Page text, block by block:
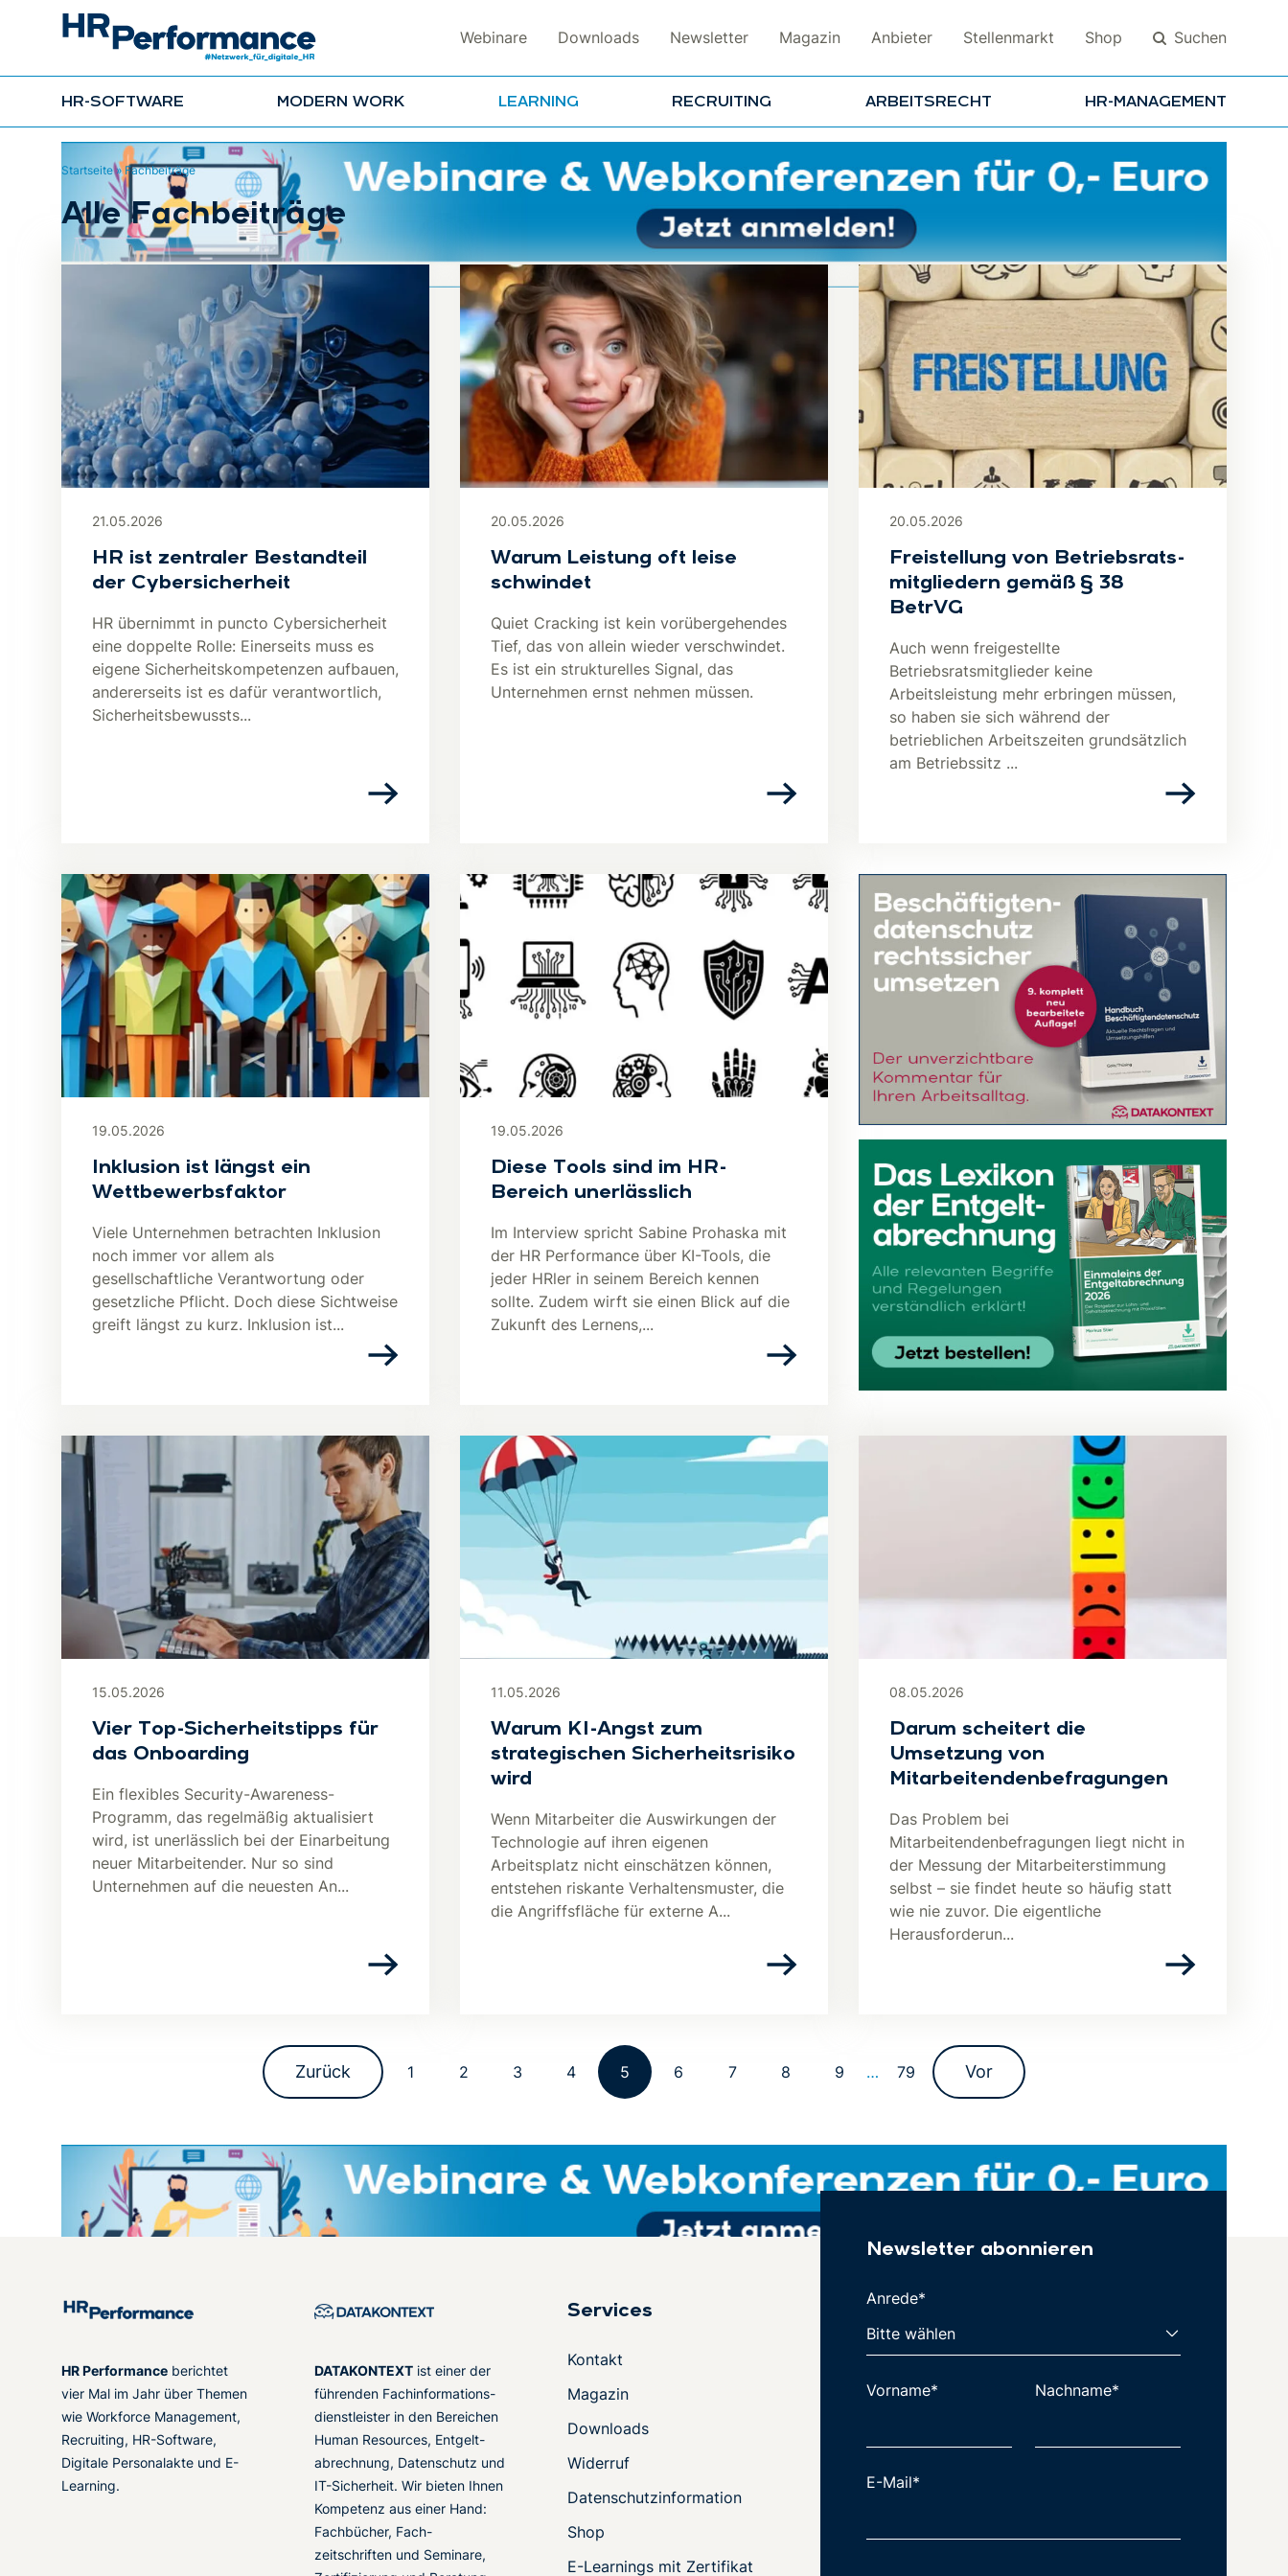
Webinare Downloads Newsletter Magazin Anbieter Stellenmarkt Shop Suchen
HR-SOFTWARE MODERN WORK LEARNING RECRUITING ARBEITSRECHT HR-MANAGEMENT
Suchen
Startseite»Fachbeiträge
Alle Fachbeiträge
21.05.2026
HR ist zentraler Bestandteil
der Cybersicherheit
HR übernimmt in puncto Cybersicherheit
eine doppelte Rolle: Einerseits muss es
eigene Sicherheitskompetenzen aufbauen,
andererseits ist es dafür verantwortlich,
Sicherheitsbewussts...
20.05.2026
Warum Leistung oft leise
schwindet
Quiet Cracking ist kein vorübergehendes
Tief, das von allein wieder verschwindet.
Es ist ein strukturelles Signal, das
Unternehmen ernst nehmen müssen.
20.05.2026
Freistellung von Be­triebs­rats­
mit­glie­dern gemäß § 38
BetrVG
Auch wenn freigestellte
Betriebsratsmitglieder keine
Arbeitsleistung mehr erbringen müssen,
so haben sie sich während der
betrieblichen Arbeitszeiten grundsätzlich
am Betriebssitz ...
19.05.2026
Inklusion ist längst ein
Wettbewerbsfaktor
Viele Unternehmen betrachten Inklusion
noch immer vor allem als
gesellschaftliche Verantwortung oder
gesetzliche Pflicht. Doch diese Sichtweise
greift längst zu kurz. Inklusion ist...
19.05.2026
Diese Tools sind im HR-
Bereich unerlässlich
Im Interview spricht Sabine Prohaska mit
der HR Performance über KI-Tools, die
jeder HRler in seinem Bereich kennen
sollte. Zudem wirft sie einen Blick auf die
Zukunft des Lernens,...
15.05.2026
Vier Top-Sicherheitstipps für
das Onboarding
Ein flexibles Security-Awareness-
Programm, das regelmäßig aktualisiert
wird, ist unerlässlich bei der Einarbeitung
neuer Mitarbeitender. Nur so sind
Unternehmen auf die neuesten An...
11.05.2026
Warum KI-Angst zum
strategischen Sicherheitsrisiko
wird
Wenn Mitarbeiter die Auswirkungen der
Technologie auf ihren eigenen
Arbeitsplatz nicht einschätzen können,
entstehen riskante Verhaltensmuster, die
die Angriffsfläche für externe A...
08.05.2026
Darum scheitert die
Umsetzung von
Mitarbeitendenbefragungen
Das Problem bei
Mitarbeitendenbefragungen liegt nicht in
der Messung der Mitarbeiterstimmung
selbst – sie findet heute so häufig statt
wie nie zuvor. Die eigentliche
Herausforderun...
Zurück 1 2 3 4 5 6 7 8 9 … 79 Vor
HR Performance berichtet
vier Mal im Jahr über Themen
wie Workforce Management,
Recruiting, HR-Software,
Digitale Personalakte und E-
Learning.
DATAKONTEXT ist einer der
führenden Fachinformations-
dienstleister in den Bereichen
Human Resources, Entgelt-
abrechnung, Datenschutz und
IT-Sicherheit. Wir bieten Ihnen
Kompetenz aus einer Hand:
Fachbücher, Fach-
zeitschriften und Seminare,
Services
Kontakt
Magazin
Downloads
Widerruf
Datenschutzinformation
Shop
E-Learnings mit Zertifikat
Newsletter abonnieren
Anrede*
Vorname* Nachname*
E-Mail*